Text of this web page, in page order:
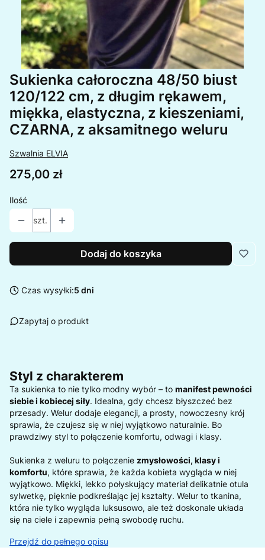
Sukienka całoroczna 48/50 biust
120/122 cm, z długim rękawem,
miękka, elastyczna, z kieszeniami,
CZARNA, z aksamitnego weluru
Szwalnia ELVIA
Cena
275,00 zł
Ilość
szt.
Dodaj do koszyka
Czas wysyłki:5 dni
Zapytaj o produkt
Styl z charakterem
Ta sukienka to nie tylko modny wybór – to manifest pewności
siebie i kobiecej siły. Idealna, gdy chcesz błyszczeć bez
przesady. Welur dodaje elegancji, a prosty, nowoczesny krój
sprawia, że czujesz się w niej wyjątkowo naturalnie. Bo
prawdziwy styl to połączenie komfortu, odwagi i klasy.
Sukienka z weluru to połączenie zmysłowości, klasy i
komfortu, które sprawia, że każda kobieta wygląda w niej
wyjątkowo. Miękki, lekko połyskujący materiał delikatnie otula
sylwetkę, pięknie podkreślając jej kształty. Welur to tkanina,
która nie tylko wygląda luksusowo, ale też doskonale układa
się na ciele i zapewnia pełną swobodę ruchu.
Przejdź do pełnego opisu